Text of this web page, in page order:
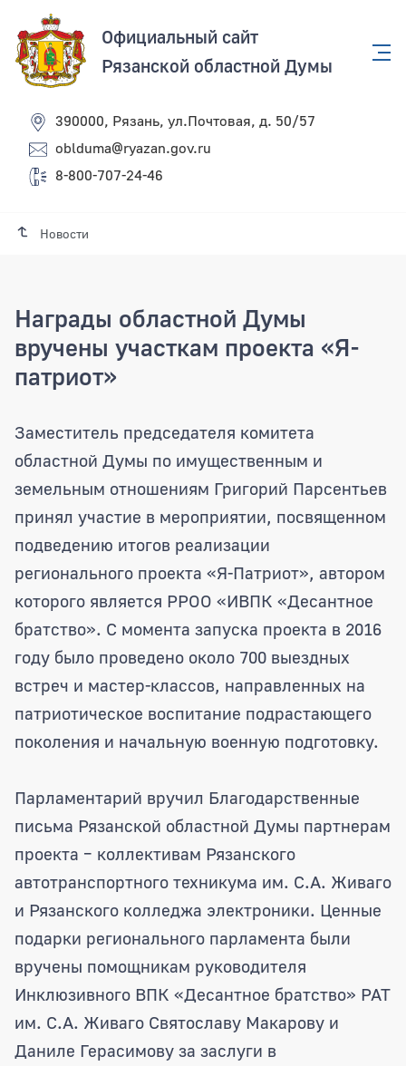
Официальный сайт
Рязанской областной Думы
390000, Рязань, ул.Почтовая, д. 50/57
oblduma@ryazan.gov.ru
8-800-707-24-46
Новости
Награды областной Думы
вручены участкам проекта «Я-
патриот»
Награды областной Думы вручены
Заместитель председателя комитета
областной Думы по имущественным и
земельным отношениям Григорий Парсентьев
принял участие в мероприятии, посвященном
подведению итогов реализации
регионального проекта «Я-Патриот», автором
которого является РРОО «ИВПК «Десантное
братство». С момента запуска проекта в 2016
году было проведено около 700 выездных
встреч и мастер-классов, направленных на
патриотическое воспитание подрастающего
поколения и начальную военную подготовку.
Парламентарий вручил Благодарственные
письма Рязанской областной Думы партнерам
проекта – коллективам Рязанского
автотранспортного техникума им. С.А. Живаго
и Рязанского колледжа электроники. Ценные
подарки регионального парламента были
вручены помощникам руководителя
Инклюзивного ВПК «Десантное братство» РАТ
им. С.А. Живаго Святославу Макарову и
Даниле Герасимову за заслуги в